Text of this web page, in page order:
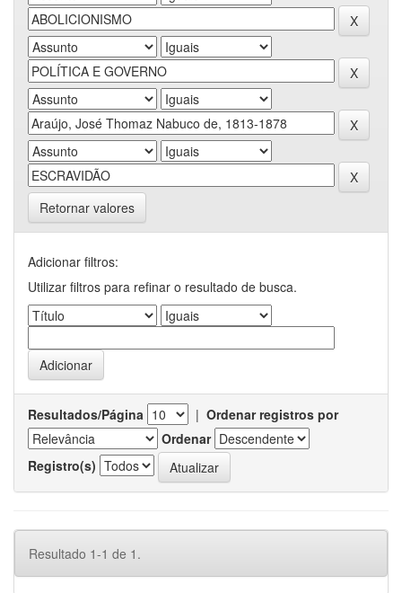
Retornar valores
Adicionar filtros:
Utilizar filtros para refinar o resultado de busca.
Resultados/Página | Ordenar registros por
Ordenar
Registro(s)
Resultado 1-1 de 1.